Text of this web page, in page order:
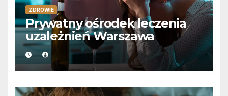
ZDROWIE
Prywatny ośrodek leczenia
uzależnień Warszawa